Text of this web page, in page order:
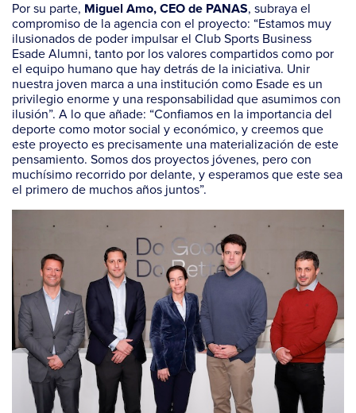
Por su parte, Miguel Amo, CEO de PANAS, subraya el
compromiso de la agencia con el proyecto: “Estamos muy
ilusionados de poder impulsar el Club Sports Business
Esade Alumni, tanto por los valores compartidos como por
el equipo humano que hay detrás de la iniciativa. Unir
nuestra joven marca a una institución como Esade es un
privilegio enorme y una responsabilidad que asumimos con
ilusión”. A lo que añade: “Confiamos en la importancia del
deporte como motor social y económico, y creemos que
este proyecto es precisamente una materialización de este
pensamiento. Somos dos proyectos jóvenes, pero con
muchísimo recorrido por delante, y esperamos que este sea
el primero de muchos años juntos”.